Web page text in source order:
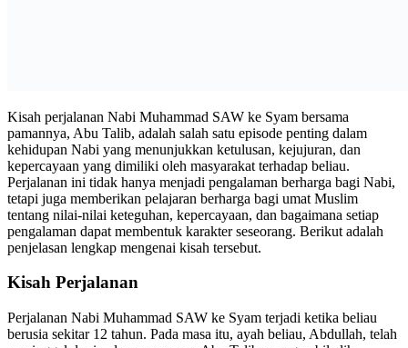
Kisah perjalanan Nabi Muhammad SAW ke Syam bersama
pamannya, Abu Talib, adalah salah satu episode penting dalam
kehidupan Nabi yang menunjukkan ketulusan, kejujuran, dan
kepercayaan yang dimiliki oleh masyarakat terhadap beliau.
Perjalanan ini tidak hanya menjadi pengalaman berharga bagi Nabi,
tetapi juga memberikan pelajaran berharga bagi umat Muslim
tentang nilai-nilai keteguhan, kepercayaan, dan bagaimana setiap
pengalaman dapat membentuk karakter seseorang. Berikut adalah
penjelasan lengkap mengenai kisah tersebut.
Kisah Perjalanan
Perjalanan Nabi Muhammad SAW ke Syam terjadi ketika beliau
berusia sekitar 12 tahun. Pada masa itu, ayah beliau, Abdullah, telah